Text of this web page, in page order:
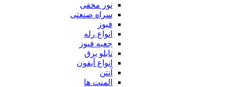
نور مخفی
سراه صنعتی
فیوز
انواع رله
جعبه فیوز
تابلو برق
انواع آیفون
آنتن
المنت ها